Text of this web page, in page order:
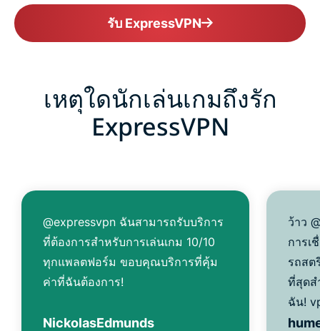
รับ ExpressVPN
เหตุใดนักเล่นเกมถึงรัก
ExpressVPN
@expressvpn ฉันสามารถรับบริการ
ที่ต้องการสำหรับการเล่นเกม 10/10
ทุกแพลตฟอร์ม ขอบคุณบริการที่คุ้ม
ค่าที่ฉันต้องการ!
NickolasEdmunds
ว้าว
การเ
รถสต
ที่สุดส
ฉัน!